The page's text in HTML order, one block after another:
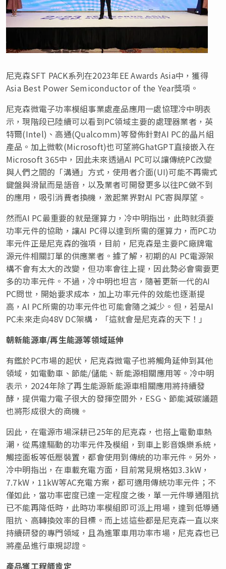
尼克森SFT PACK系列在2023年EE Awards Asia中，獲得
Asia Best Power Semiconductor of the Year獎項。
尼克森微電子功率模組事業處產品應用一處協理冷中明表
示，現階段已陸續可以看到PC領域主要的處理器業者，英
特爾(Intel)、高通(Qualcomm)等發佈針對AI PC的晶片組
產品。加上微軟(Microsoft)也可望將GhatGPT直接嵌入在
Microsoft 365中，因此未來透過AI PC可以讓傳統PC改變
與人們之間的「溝通」方式，使用者介面(UI)可能不再需式
鍵盤與滑鼠而是語音，以及業者可開發更多以往PC做不到
的應用，吸引消費者換機，激起業界對AI PC寄與厚望。
然而AI PC最重要的就是運算力，冷中明指出，此時就須要
功率元件的協助，讓AI PC得以達到所需的運算力，而PC功
率元件正是尼克森的強項，目前，尼克森是主要PC廠牌電
源元件相關訂單的供應業者。據了解，初期的AI PC電源架
構不會有太大的改變，但功率會往上提，因此勢必會需要更
多的功率元件。不過，冷中明也坦言，隨著更新一代的AI
PC問世，開始要求成本，加上功率元件的效能也逐漸提
高，AI PC所需的功率元件也可能會隨之減少。但，若是AI
PC未來走向48V DC架構，「這就會是尼克森的天下！」
朝新能源車/再生能源等領域延伸
有鑑於PC市場的起伏，尼克森微電子也將觸角延伸到其他
領域，如電動車、節能/儲能、新能源相關應用等。冷中明
表示，2024年除了再生能源新能源車相關應用將持續發
酵，提供電力電子很大的發揮空間外，ESG、節能減碳議題
也將形成很大的商機。
因此，在電源市場深耕已25年的尼克森，也搭上電動車熱
潮，從馬達驅動的功率元件及模組，到車上影音娛樂系統，
觸控面板等低壓裝置，都會使用到傳統的功率元件。另外，
冷中明指出，在車載充電方面，目前常見規格如3.3kW，
7.7kW，11kW等AC充電方案，都可適用傳統功率元件；不
僅如此，當功率密度已達一定程度之後，單一元件導通阻抗
已不能再降低時，此時功率模組即可派上用場，達到低導通
阻抗、高轉換效率的目標。而上述這些都是尼克森一直以來
持續研發的專門領域，且為進軍車用功率市場，尼克森也已
將產品進行車規認證。
產品獲工程師肯定